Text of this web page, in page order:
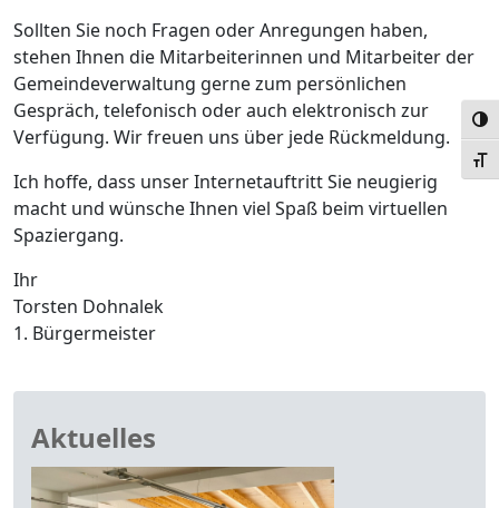
Sollten Sie noch Fragen oder Anregungen haben,
stehen Ihnen die Mitarbeiterinnen und Mitarbeiter der
Gemeindeverwaltung gerne zum persönlichen
Gespräch, telefonisch oder auch elektronisch zur
Verfügung. Wir freuen uns über jede Rückmeldung.
Ich hoffe, dass unser Internetauftritt Sie neugierig
macht und wünsche Ihnen viel Spaß beim virtuellen
Spaziergang.
Ihr
Torsten Dohnalek
1. Bürgermeister
Aktuelles